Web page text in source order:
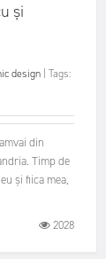
și
design Tags:
din
Timp de
și fiica mea,
2028